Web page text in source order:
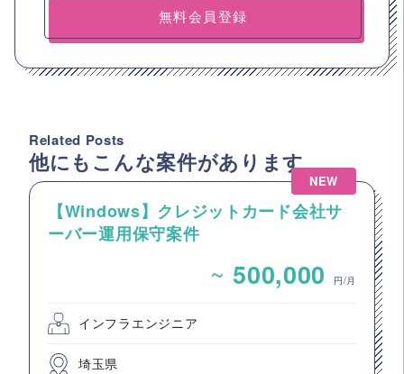
無料会員登録
Related Posts
他にもこんな案件があります
NEW
【Windows】クレジットカード会社サ
ーバー運用保守案件
~ 500,000 円/月
インフラエンジニア
埼玉県